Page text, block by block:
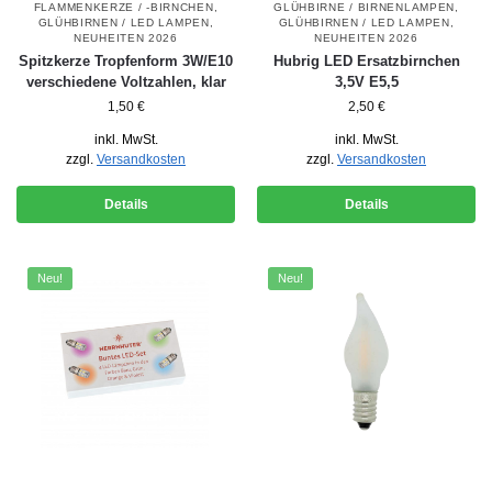
FLAMMENKERZE / -BIRNCHEN
GLÜHBIRNEN / LED LAMPEN
NEUHEITEN 2026
Spitzkerze Tropfenform 3W/E10
verschiedene Voltzahlen, klar
1,50 €
inkl. MwSt.
zzgl. Versandkosten
Details
GLÜHBIRNE / BIRNENLAMPEN
GLÜHBIRNEN / LED LAMPEN
NEUHEITEN 2026
Hubrig LED Ersatzbirnchen
3,5V E5,5
2,50 €
inkl. MwSt.
zzgl. Versandkosten
Details
Neu! Neu!